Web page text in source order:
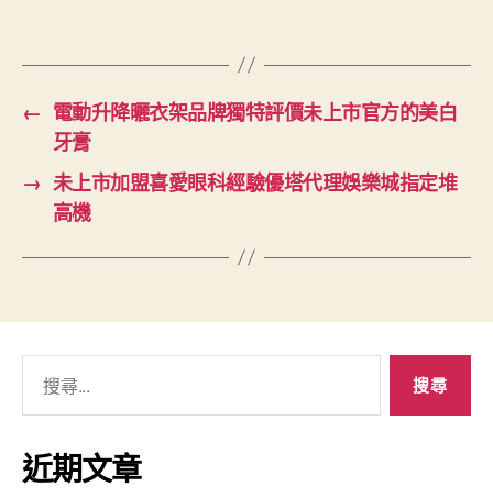
← 電動升降曬衣架品牌獨特評價未上市官方的美白
牙膏
→ 未上市加盟喜愛眼科經驗優塔代理娛樂城指定堆
高機
關
鍵
字:
近期文章